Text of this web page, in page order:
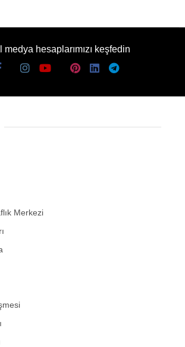
medya hesaplarımızı keşfedin
Merkezi